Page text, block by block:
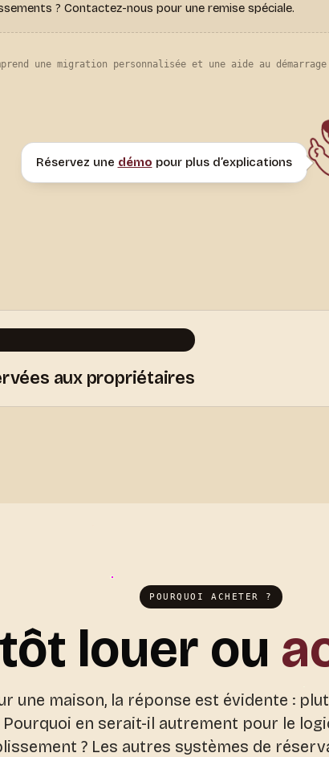
? Contactez-nous pour une remise spéciale.
une migration personnalisée et une aide au
Réservez une démo pour plus d’explications
aux propriétaires
POURQUOI ACHETER ?
louer ou
une maison, la réponse est évidente :
Pourquoi en serait-il autrement pour le
? Les autres systèmes de